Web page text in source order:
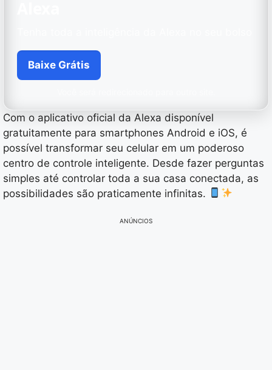
Baixe Grátis
Com o aplicativo oficial da Alexa disponível
gratuitamente para smartphones Android e iOS, é
possível transformar seu celular em um poderoso
centro de controle inteligente. Desde fazer perguntas
simples até controlar toda a sua casa conectada, as
possibilidades são praticamente infinitas.
ANÚNCIOS